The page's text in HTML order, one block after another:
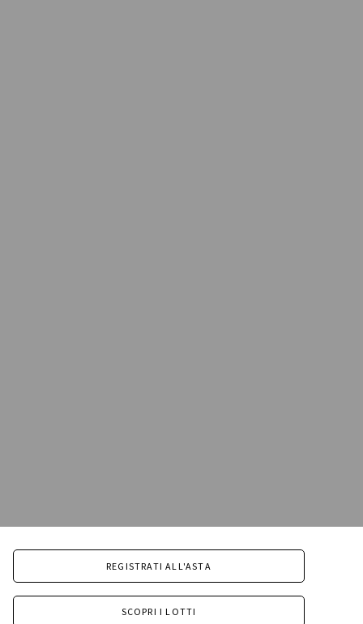
REGISTRATI ALL'ASTA
SCOPRI I LOTTI